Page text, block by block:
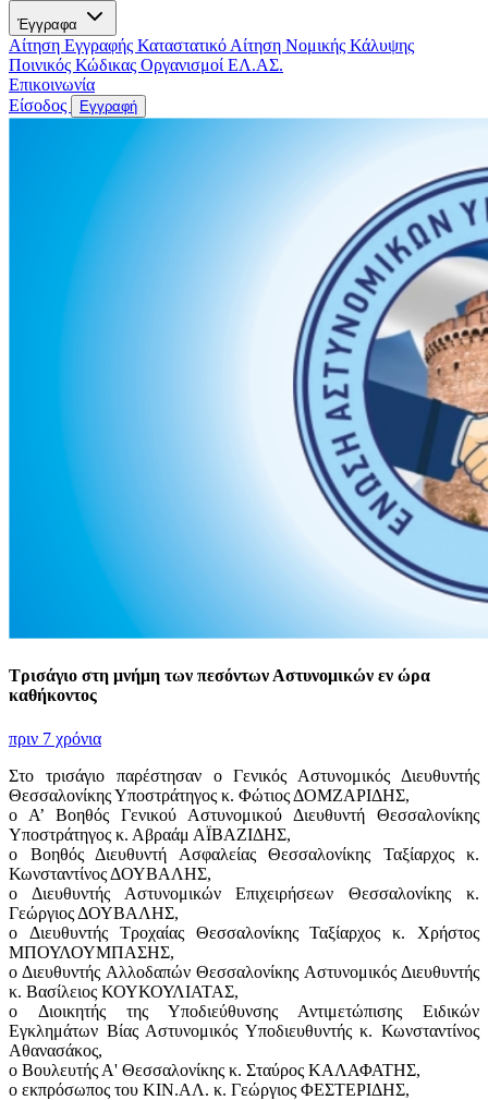
Έγγραφα
Αίτηση Εγγραφής Καταστατικό Αίτηση Νομικής Κάλυψης
Ποινικός Κώδικας Οργανισμοί ΕΛ.ΑΣ.
Επικοινωνία
Είσοδος
Εγγραφή
Τρισάγιο στη μνήμη των πεσόντων Αστυνομικών εν ώρα
καθήκοντος
πριν 7 χρόνια
Στο τρισάγιο παρέστησαν ο Γενικός Αστυνομικός Διευθυντής
Θεσσαλονίκης Υποστράτηγος κ. Φώτιος ΔΟΜΖΑΡΙΔΗΣ,
ο Α’ Βοηθός Γενικού Αστυνομικού Διευθυντή Θεσσαλονίκης
Υποστράτηγος κ. Αβραάμ ΑΪΒΑΖΙΔΗΣ,
ο Βοηθός Διευθυντή Ασφαλείας Θεσσαλονίκης Ταξίαρχος κ.
Κωνσταντίνος ΔΟΥΒΑΛΗΣ,
ο Διευθυντής Αστυνομικών Επιχειρήσεων Θεσσαλονίκης κ.
Γεώργιος ΔΟΥΒΑΛΗΣ,
o Διευθυντής Τροχαίας Θεσσαλονίκης Ταξίαρχος κ. Χρήστος
ΜΠΟΥΛΟΥΜΠΑΣΗΣ,
ο Διευθυντής Αλλοδαπών Θεσσαλονίκης Αστυνομικός Διευθυντής
κ. Βασίλειος ΚΟΥΚΟΥΛΙΑΤΑΣ,
o Διοικητής της Υποδιεύθυνσης Αντιμετώπισης Ειδικών
Εγκλημάτων Βίας Αστυνομικός Υποδιευθυντής κ. Κωνσταντίνος
Αθανασάκος,
ο Βουλευτής Α' Θεσσαλονίκης κ. Σταύρος ΚΑΛΑΦΑΤΗΣ,
ο εκπρόσωπος του ΚΙΝ.ΑΛ. κ. Γεώργιος ΦΕΣΤΕΡΙΔΗΣ,